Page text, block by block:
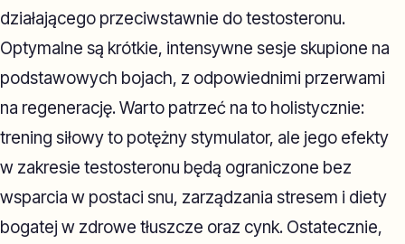
działającego przeciwstawnie do testosteronu.
Optymalne są krótkie, intensywne sesje skupione na
podstawowych bojach, z odpowiednimi przerwami
na regenerację. Warto patrzeć na to holistycznie:
trening siłowy to potężny stymulator, ale jego efekty
w zakresie testosteronu będą ograniczone bez
wsparcia w postaci snu, zarządzania stresem i diety
bogatej w zdrowe tłuszcze oraz cynk. Ostatecznie,